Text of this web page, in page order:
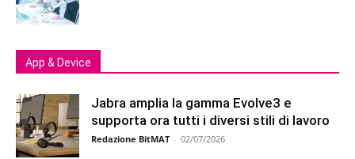
App & Device
Jabra amplia la gamma Evolve3 e
supporta ora tutti i diversi stili di lavoro
Redazione BitMAT - 02/07/2026